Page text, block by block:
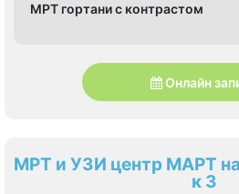
МРТ гортани с контрастом
Онлайн
МРТ и УЗИ центр МАРТ
к 3